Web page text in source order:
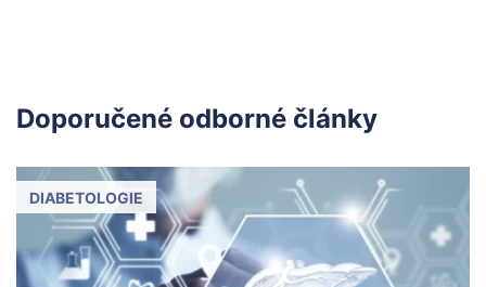
Doporučené odborné články
DIABETOLOGIE